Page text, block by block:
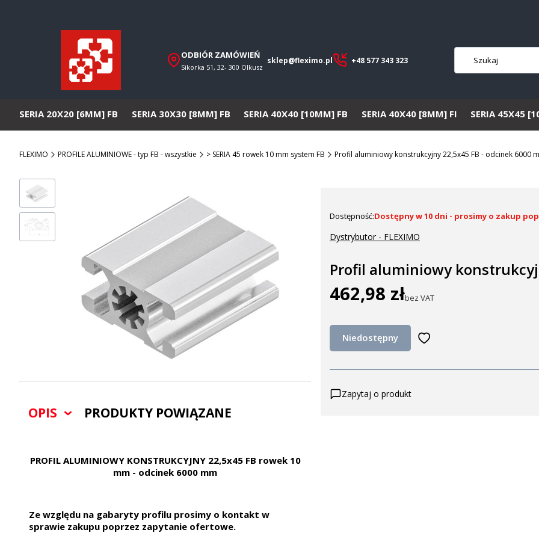
+48 577 343 323
sklep@fleximo.pl
ODBIÓR ZAMÓWIEŃ
Sikorka 51, 32- 300 Olkusz
SERIA 20X20 [6MM] FB SERIA 30X30 [8MM] FB SERIA 40X40 [10MM] FB SERIA 40X40 [8MM] FI SERIA 45X45
FLEXIMO PROFILE ALUMINIOWE - typ FB - wszystkie > SERIA 45 rowek 10 mm system FB Profil aluminiowy konstrukcyjny 22,5x45 FB - odcinek 6000
OPIS PRODUKTY POWIĄZANE
PROFIL ALUMINIOWY KONSTRUKCYJNY 22,5x45 FB rowek 10
mm - odcinek 6000 mm
Ze względu na gabaryty profilu prosimy o kontakt w
sprawie zakupu poprzez zapytanie ofertowe.
Dostępność:Dostępny w 10 dni - prosimy o zakup
Dystrybutor - FLEXIMO
Profil aluminiowy
Cena
462,98 złbez VAT
Niedostępny
Zapytaj o produkt